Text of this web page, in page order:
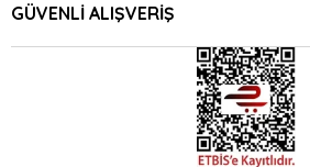
GÜVENLİ ALIŞVERİŞ